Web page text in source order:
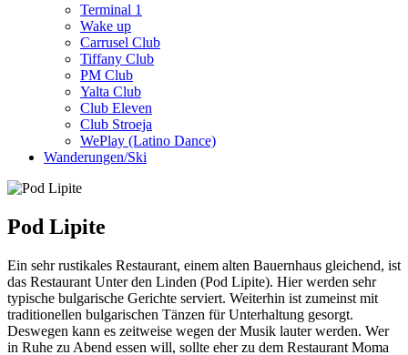
Terminal 1
Wake up
Carrusel Club
Tiffany Club
PM Club
Yalta Club
Club Eleven
Club Stroeja
WePlay (Latino Dance)
Wanderungen/Ski
Pod Lipite
Ein sehr rustikales Restaurant, einem alten Bauernhaus gleichend, ist
das Restaurant Unter den Linden (Pod Lipite). Hier werden sehr
typische bulgarische Gerichte serviert. Weiterhin ist zumeinst mit
traditionellen bulgarischen Tänzen für Unterhaltung gesorgt.
Deswegen kann es zeitweise wegen der Musik lauter werden. Wer
in Ruhe zu Abend essen will, sollte eher zu dem Restaurant Moma